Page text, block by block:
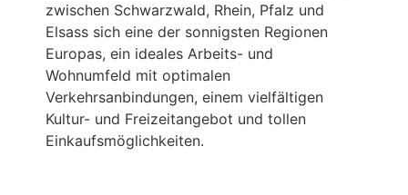
zwischen Schwarzwald, Rhein, Pfalz und
Elsass sich eine der sonnigsten Regionen
Europas, ein ideales Arbeits- und
Wohnumfeld mit optimalen
Verkehrsanbindungen, einem vielfältigen
Kultur- und Freizeitangebot und tollen
Einkaufsmöglichkeiten.